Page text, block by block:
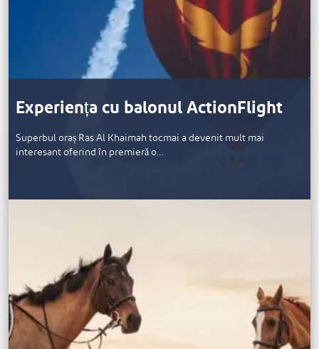
Experiența cu balonul ActionFlight
Superbul oraș Ras Al Khaimah tocmai a devenit mult mai
interesant oferind în premieră o…